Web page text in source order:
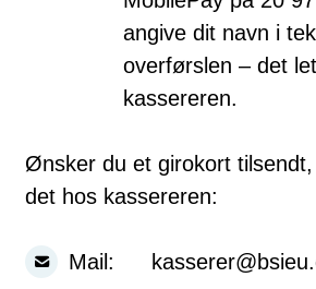
angive dit navn i
overførslen – det
kassereren.
Ønsker du et girokort
det hos kassereren:
Mail: